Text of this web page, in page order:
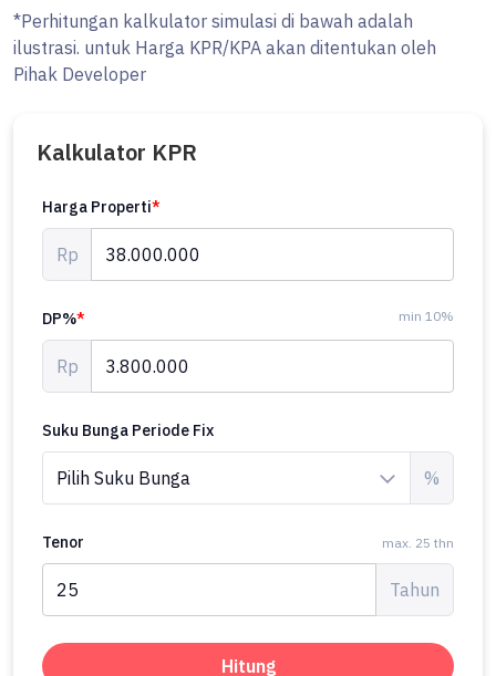
*Perhitungan kalkulator simulasi di bawah adalah
ilustrasi. untuk Harga KPR/KPA akan ditentukan oleh
Pihak Developer
Kalkulator KPR
Harga Properti*
Rp
DP%* min 10%
Rp
Suku Bunga Periode Fix
%
Tenor max. 25 thn
Tahun
Hitung